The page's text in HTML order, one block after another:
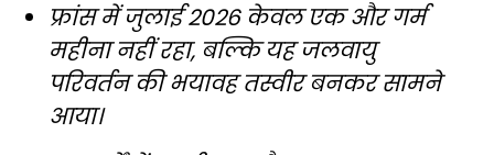
फ्रांस में जुलाई 2026 केवल एक और गर्म
महीना नहीं रहा, बल्कि यह जलवायु
परिवर्तन की भयावह तस्वीर बनकर सामने
आया।